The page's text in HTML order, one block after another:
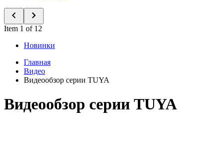
Item 1 of 12
Новинки
Главная
Видео
Видеообзор серии TUYA
Видеообзор серии TUYA